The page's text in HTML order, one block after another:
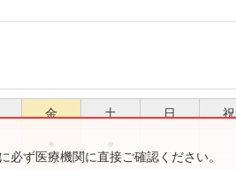
金 土 日 祝
ず医療機関に直接ご確認ください。